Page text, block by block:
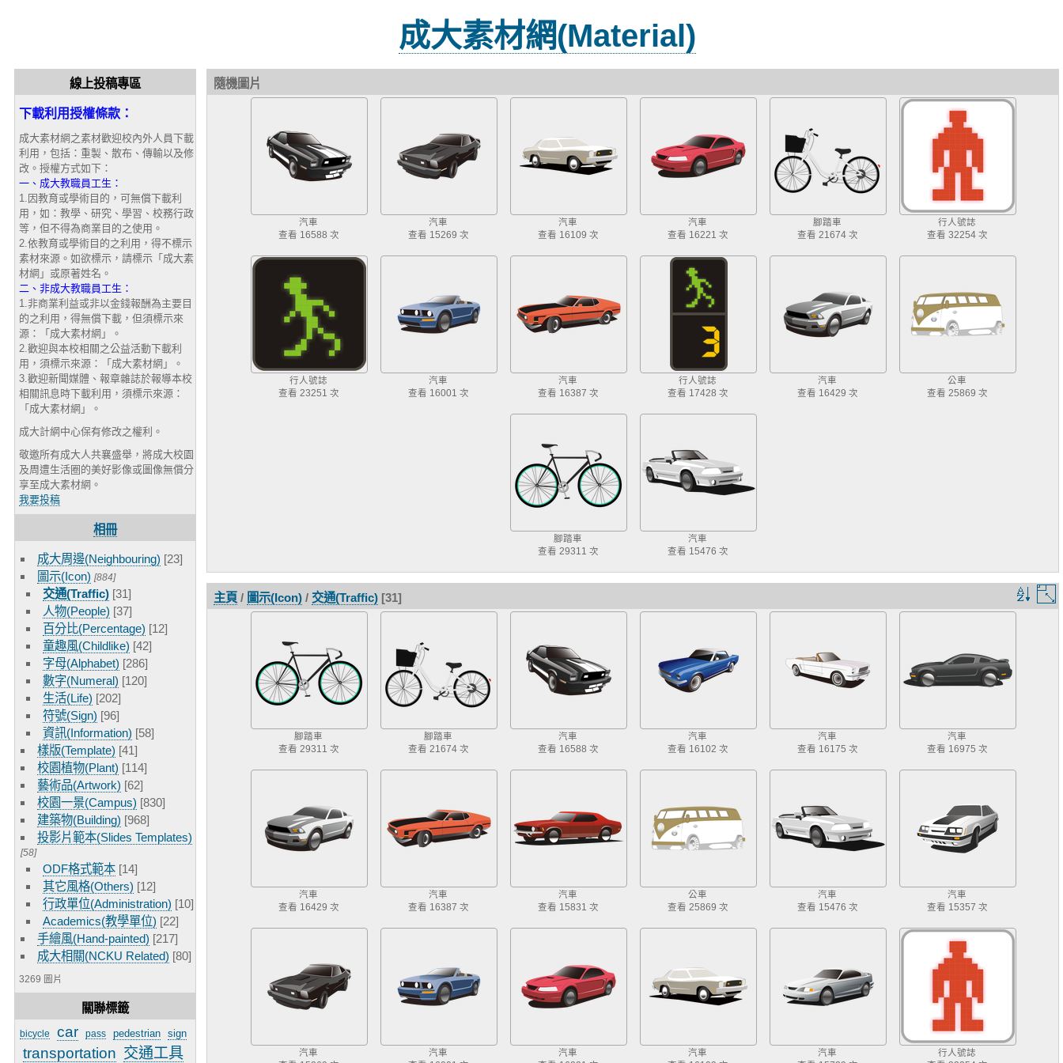
成大素材網(Material)
線上投稿專區
下載利用授權條款：
成大素材網之素材歡迎校內外人員下載
利用，包括：重製、散布、傳輸以及修
改。授權方式如下：
一、成大教職員工生：
1.因教育或學術目的，可無償下載利
用，如：教學、研究、學習、校務行政
等，但不得為商業目的之使用。
2.依教育或學術目的之利用，得不標示
素材來源。如欲標示，請標示「成大素
材網」或原著姓名。
二、非成大教職員工生：
1.非商業利益或非以金錢報酬為主要目
的之利用，得無償下載，但須標示來
源：「成大素材網」。
2.歡迎與本校相關之公益活動下載利
用，須標示來源：「成大素材網」。
3.歡迎新聞媒體、報章雜誌於報導本校
相關訊息時下載利用，須標示來源：
「成大素材網」。
成大計網中心保有修改之權利。
敬邀所有成大人共襄盛舉，將成大校園
及周遭生活圈的美好影像或圖像無償分
享至成大素材網。
我要投稿
相冊
成大周邊(Neighbouring) [23]
圖示(Icon) [884]
交通(Traffic) [31]
人物(People) [37]
百分比(Percentage) [12]
童趣風(Childlike) [42]
字母(Alphabet) [286]
數字(Numeral) [120]
生活(Life) [202]
符號(Sign) [96]
資訊(Information) [58]
樣版(Template) [41]
校園植物(Plant) [114]
藝術品(Artwork) [62]
校園一景(Campus) [830]
建築物(Building) [968]
投影片範本(Slides Templates)
[58]
ODF格式範本 [14]
其它風格(Others) [12]
行政單位(Administration) [10]
Academics(教學單位) [22]
手繪風(Hand-painted) [217]
成大相關(NCKU Related) [80]
3269 圖片
關聯標籤
bicycle car pass pedestrian sign
transportation 交通工具
隨機圖片
汽車
查看 16588 次
汽車
查看 15269 次
汽車
查看 16109 次
汽車
查看 16221 次
腳踏車
查看 21674 次
行人號誌
查看 32254 次
行人號誌
查看 23251 次
汽車
查看 16001 次
汽車
查看 16387 次
行人號誌
查看 17428 次
汽車
查看 16429 次
公車
查看 25869 次
腳踏車
查看 29311 次
汽車
查看 15476 次
排
序
主頁 / 圖示(Icon)/ 交通(Traffic)[31]
腳踏車
查看 29311 次
腳踏車
查看 21674 次
汽車
查看 16588 次
汽車
查看 16102 次
汽車
查看 16175 次
汽車
查看 16975 次
汽車
查看 16429 次
汽車
查看 16387 次
汽車
查看 15831 次
公車
查看 25869 次
汽車
查看 15476 次
汽車
查看 15357 次
汽車
汽車
汽車
汽車
汽車
行人號誌